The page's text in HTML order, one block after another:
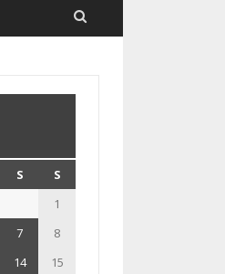
S
S
1
7
8
14
15